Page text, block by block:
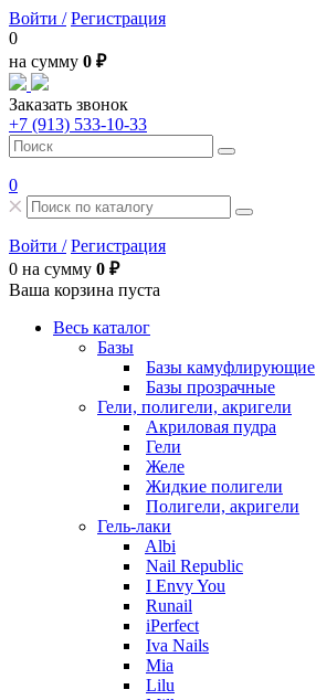
Войти / Регистрация
0
на сумму 0 ₽
Заказать звонок
+7 (913) 533-10-33
0
Войти / Регистрация
0 на сумму 0 ₽
Ваша корзина пуста
Весь каталог
Базы
Базы камуфлирующие
Базы прозрачные
Гели, полигели, акригели
Акриловая пудра
Гели
Желе
Жидкие полигели
Полигели, акригели
Гель-лаки
Albi
Nail Republic
I Envy You
Runail
iPerfect
Iva Nails
Mia
Lilu